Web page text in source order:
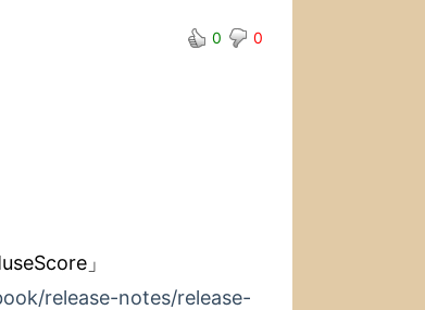
0 0
」
release-notes/release-